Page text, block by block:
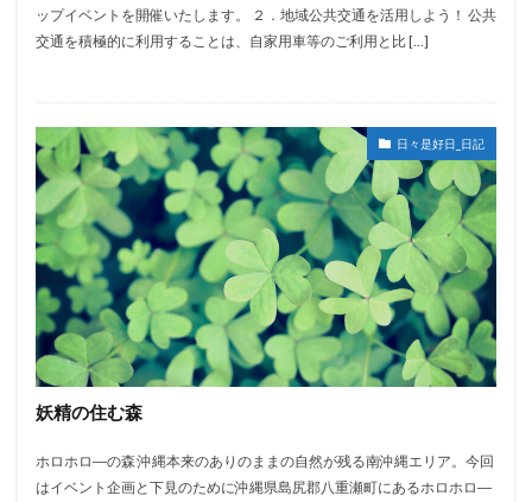
ップイベントを開催いたします。 ２．地域公共交通を活用しよう！ 公共
交通を積極的に利用することは、自家用車等のご利用と比 […]
日々是好日_日記
妖精の住む森
ホロホロ―の森 沖縄本来のありのままの自然が残る南沖縄エリア。今回
はイベント企画と下見のために沖縄県島尻郡八重瀬町にあるホロホロ―